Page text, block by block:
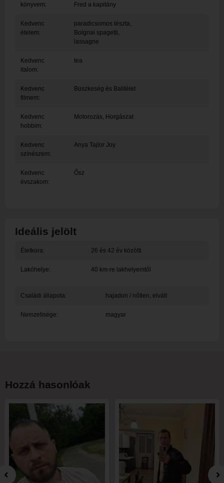
könyvem: Fred a kapitány
Kedvenc
ételem:
paradicsomos tészta,
Bolgnai spagetti,
lassagne
Kedvenc
italom:
tea
Kedvenc
filmem:
Büszkeség és Balitélet
Kedvenc
hobbim:
Motorozás, Horgászat
Kedvenc
színészem:
Anya Tajlor Joy
Kedvenc
évszakom:
Ősz
Ideális jelölt
Életkora: 26 és 42 év közötti
Lakóhelye: 40 km-re lakhelyemtől
Családi állapota: hajadon / nőtlen, elvált
Nemzetisége: magyar
Hozzá hasonlóak